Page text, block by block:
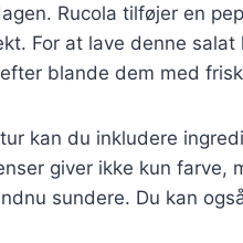
Rucola tilføjer en
For at lave denne
blande dem med
kan du inkludere
giver ikke kun farve,
sundere. Du kan